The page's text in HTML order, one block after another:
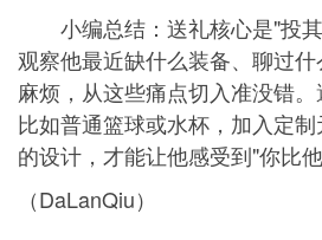
小编总结：送礼核心是"投其
观察他最近缺什么装备、聊过
麻烦，从这些痛点切入准没错。
比如普通篮球或水杯，加入定
的设计，才能让他感受到"你比他
（DaLanQiu）